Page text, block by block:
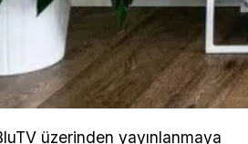
üzerinden yayınlanmaya